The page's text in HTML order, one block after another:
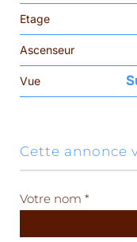
Etage
Ascenseur
Vue
cette annonce
Votre nom *